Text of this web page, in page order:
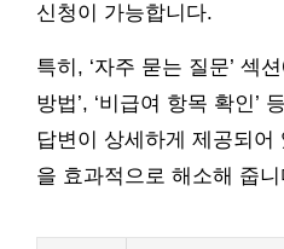
신청이 가능합니다.
특히, ‘자주 묻는 질문’ 섹
방법’, ‘비급여 항목 확인’
답변이 상세하게 제공되
을 효과적으로 해소해 줍니